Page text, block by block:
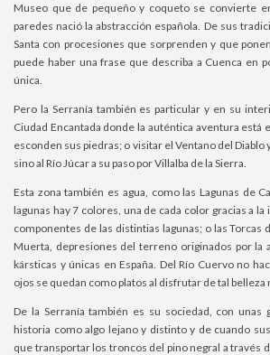
Museo que de pequeño y coqueto se convierte
paredes nació la abstracción española. De sus
Santa con procesiones que sorprenden y que
puede haber una frase que describa a Cuenca en
única.
Pero la Serranía también es particular y en su
Ciudad Encantada donde la auténtica aventura está
esconden sus piedras; o visitar el Ventano del
sino al Río Júcar a su paso por Villalba de la Sierra.
Esta zona también es agua, como las Lagunas de
lagunas hay 7 colores, una de cada color gracias a
componentes de las distintias lagunas; o las Torcas
Muerta, depresiones del terreno originados por la
kársticas y únicas en España. Del Río Cuervo no
ojos se quedan como platos al disfrutar de tal belleza
De la Serranía también es su sociedad, con unas
historia como algo lejano y distinto y de cuando
que transportar los troncos del pino negral a través